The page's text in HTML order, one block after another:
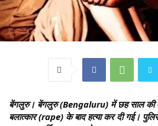
बेंगलुरु। बेंगलुरु (Bengaluru) में छह साल की
बलात्कार (rape) के बाद हत्या कर दी गई।